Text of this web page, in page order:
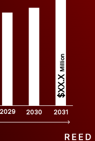
2029 2030 2031
$XX.X
Million